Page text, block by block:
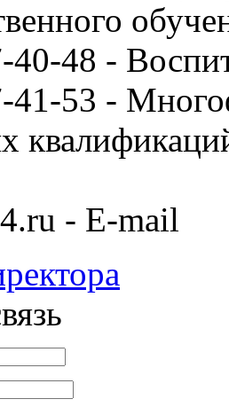
40-48 -
41-53 -
- E-mail